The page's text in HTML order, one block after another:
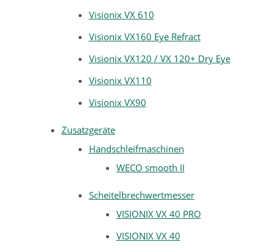
Visionix VX 610
Visionix VX160 Eye Refract
Visionix VX120 / VX 120+ Dry Eye
Visionix VX110
Visionix VX90
Zusatzgeräte
Handschleifmaschinen
WECO smooth II
Scheitelbrechwertmesser
VISIONIX VX 40 PRO
VISIONIX VX 40